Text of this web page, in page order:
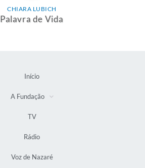
CHIARA LUBICH
Palavra de Vida
Início
A Fundação
TV
Rádio
Voz de Nazaré